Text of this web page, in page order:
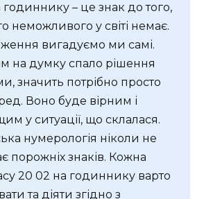
– це знак до того,
неможливого у світі немає.
вигадуємо ми самі.
на думку спало рішення
значить потрібно просто
Воно буде вірним і
у ситуації, що склалася.
нумерологія ніколи не
порожніх знаків. Кожна
20 02 на годиннику варто
та діяти згідно з